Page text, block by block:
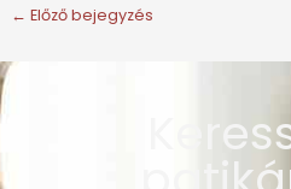
← Előző bejegyzés